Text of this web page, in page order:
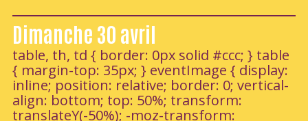
Dimanche 30 avril
table, th, td { border: 0px solid #ccc; } table
{ margin-top: 35px; } eventImage { display:
inline; position: relative; border: 0; vertical-
align: bottom; top: 50%; transform:
translateY(-50%); -moz-transform: